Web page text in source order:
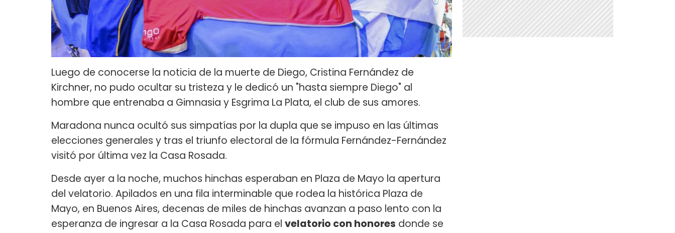
Luego de conocerse la noticia de la muerte de Diego, Cristina Fernández de
Kirchner, no pudo ocultar su tristeza y le dedicó un "hasta siempre Diego" al
hombre que entrenaba a Gimnasia y Esgrima La Plata, el club de sus amores.
Maradona nunca ocultó sus simpatías por la dupla que se impuso en las últimas
elecciones generales y tras el triunfo electoral de la fórmula Fernández-Fernández
visitó por última vez la Casa Rosada.
Desde ayer a la noche, muchos hinchas esperaban en Plaza de Mayo la apertura
del velatorio. Apilados en una fila interminable que rodea la histórica Plaza de
Mayo, en Buenos Aires, decenas de miles de hinchas avanzan a paso lento con la
esperanza de ingresar a la Casa Rosada para el velatorio con honores donde se